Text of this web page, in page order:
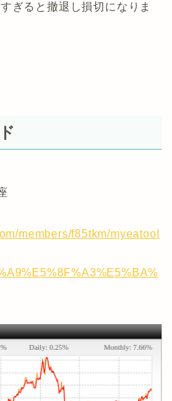
ぎると撤退し損切になりま
members/f85tkm/myeatool